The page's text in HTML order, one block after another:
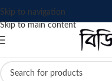
Skip to navigation
Skip to main content